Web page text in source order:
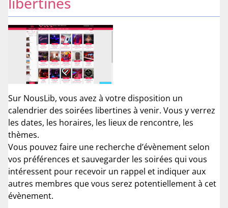
Sur NousLib, vous avez à votre disposition un
calendrier des soirées libertines à venir. Vous y verrez
les dates, les horaires, les lieux de rencontre, les
thèmes.
Vous pouvez faire une recherche d’évènement selon
vos préférences et sauvegarder les soirées qui vous
intéressent pour recevoir un rappel et indiquer aux
autres membres que vous serez potentiellement à cet
évènement.